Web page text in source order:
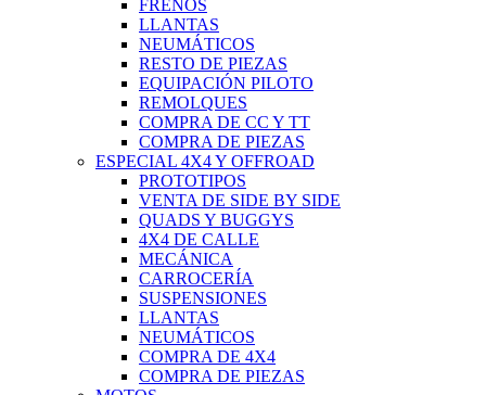
FRENOS
LLANTAS
NEUMÁTICOS
RESTO DE PIEZAS
EQUIPACIÓN PILOTO
REMOLQUES
COMPRA DE CC Y TT
COMPRA DE PIEZAS
ESPECIAL 4X4 Y OFFROAD
PROTOTIPOS
VENTA DE SIDE BY SIDE
QUADS Y BUGGYS
4X4 DE CALLE
MECÁNICA
CARROCERÍA
SUSPENSIONES
LLANTAS
NEUMÁTICOS
COMPRA DE 4X4
COMPRA DE PIEZAS